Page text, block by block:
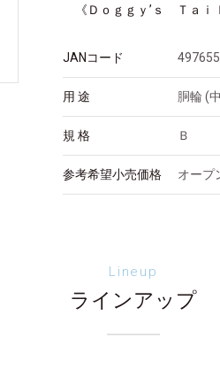
《Ｄｏｇｇｙ’ｓ Ｔａｉ
JANコード
用 途 胴輪 (
規 格 Ｂ
参考希望小売価格 オープ
Lineup
ラインアップ